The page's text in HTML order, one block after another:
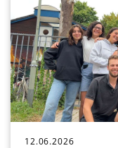
12.06.2026